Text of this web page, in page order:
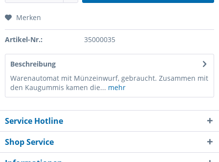
Merken
Artikel-Nr.: 35000035
Beschreibung
Warenautomat mit Münzeinwurf, gebraucht. Zusammen mit
den Kaugummis kamen die... mehr
Service Hotline
Shop Service